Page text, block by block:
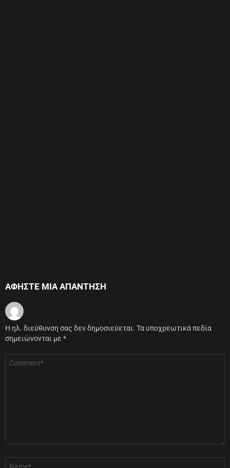
ΑΦΉΣΤΕ ΜΙΑ ΑΠΆΝΤΗΣΗ
Η ηλ. διεύθυνση σας δεν δημοσιεύεται. Τα υποχρεωτικά πεδία
σημειώνονται με *
Σχόλιο
Όνομα